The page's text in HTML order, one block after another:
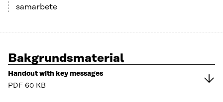
samarbete
Bakgrundsmaterial
Handout with key messages
PDF 60 KB